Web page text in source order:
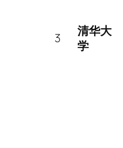
3
清华大
学